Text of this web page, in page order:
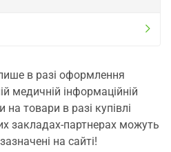
в разі оформлення
медичній інформаційній
на товари в разі купівлі
закладах-партнерах можуть
на сайті!